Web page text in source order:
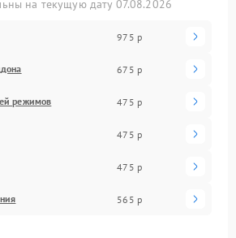
на текущую дату 07.08.2026
975 р
675 р
режимов 475 р
475 р
475 р
565 р